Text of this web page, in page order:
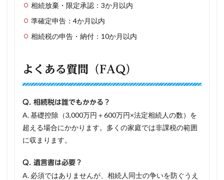
相続放棄・限定承認：3か月以内
準確定申告：4か月以内
相続税の申告・納付：10か月以内
よくある質問（FAQ）
Q. 相続税は誰でもかかる？
A. 基礎控除（3,000万円＋600万円×法定相続人の数）を
超える場合にかかります。多くの家庭では非課税の範囲
に収まります。
Q. 遺言書は必要？
A. 必須ではありませんが、相続人同士の争いを防ぐうえ